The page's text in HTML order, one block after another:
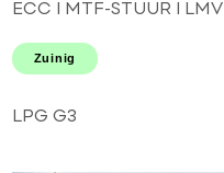
ECC l MTF-STUUR l LMV l
l TOPSTAAT! GOEDKOOP
EN ZUINIG RIJDEN!
Zuinig
LPG G3